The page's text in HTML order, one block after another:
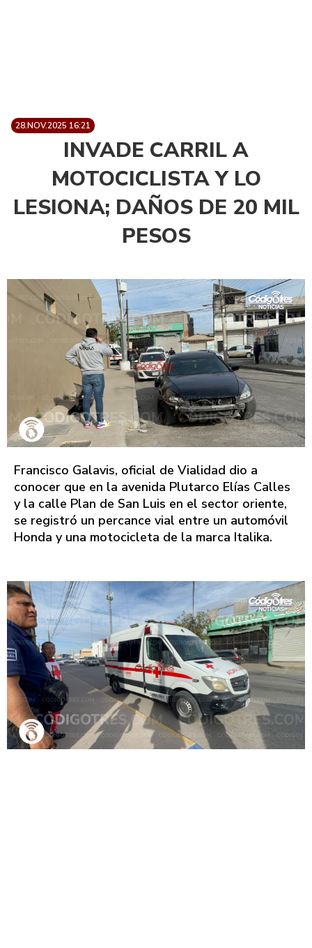
28.NOV.2025 16:21
INVADE CARRIL A
MOTOCICLISTA Y LO
LESIONA; DAÑOS DE 20 MIL
PESOS
Francisco Galavis, oficial de Vialidad dio a
conocer que en la avenida Plutarco Elías Calles
y la calle Plan de San Luis en el sector oriente,
se registró un percance vial entre un automóvil
Honda y una motocicleta de la marca Italika.